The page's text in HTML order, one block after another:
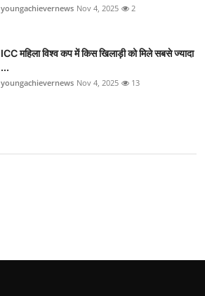
youngachievernews Nov 4, 2025 2
ICC महिला विश्व कप में किस खिलाड़ी को मिले सबसे ज्यादा
...
youngachievernews Nov 4, 2025 13